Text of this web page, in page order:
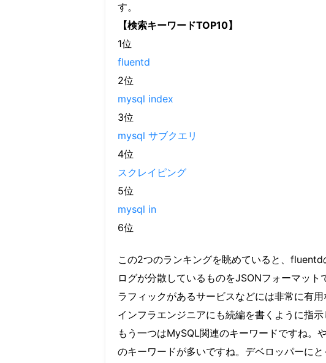
す。
【検索キーワードTOP10】
1位
fluentd
2位
mysql index
3位
mysql サブクエリ
4位
スクレイピング
5位
mysql in
6位
この2つのランキングを眺めていると、
ログが分散しているものをJSONフォーマッ
ラフィックがあるサービスなどには非常に有
インフラエンジニアにも続編を書くように指示
もう一つはMySQL関連のキーワードですね。
のキーワードが多いですね。デベロッパーに